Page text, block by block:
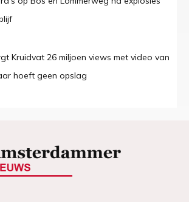
Kruidvat 26 miljoen views met video van
hoeft geen opslag